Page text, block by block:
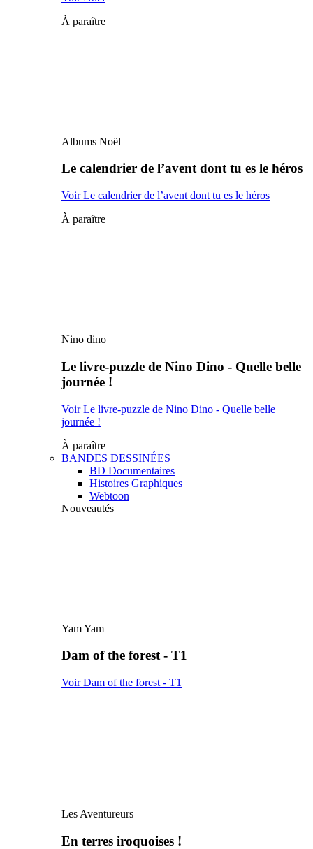
À paraître
Albums Noël
Le calendrier de l’avent dont tu es le héros
Voir Le calendrier de l’avent dont tu es le héros
À paraître
Nino dino
Le livre-puzzle de Nino Dino - Quelle belle
journée !
Voir Le livre-puzzle de Nino Dino - Quelle belle
journée !
À paraître
BANDES DESSINÉES
BD Documentaires
Histoires Graphiques
Webtoon
Nouveautés
Yam Yam
Dam of the forest - T1
Voir Dam of the forest - T1
Les Aventureurs
En terres iroquoises !